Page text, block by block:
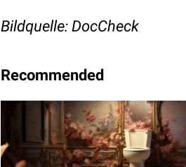
Bildquelle: DocCheck
Recommended